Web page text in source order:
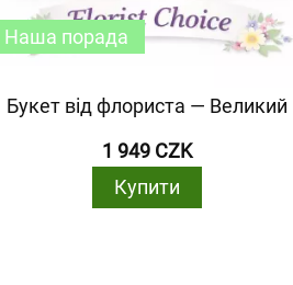
Букет від флориста — Великий
1 949 CZK
Купити
Наша порада